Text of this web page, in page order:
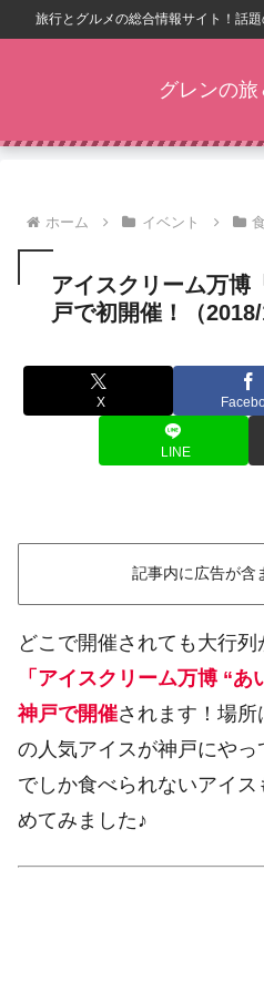
旅行とグルメの総合情報サイト！話
グレンの旅
ホーム イベント
アイスクリーム万博
戸で初開催！（2018/
X
LINE
記事内に広告が含
どこで開催されても大行
「アイスクリーム万博 “あ
神戸で開催されます！場所
の人気アイスが神戸にやっ
でしか食べられないアイ
めてみました♪